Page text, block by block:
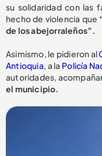
su solidaridad con las
hecho de violencia que
de los abejorraleños”.
Asimismo, le pidieron al
Antioquia, a la Policía
autoridades,
el municipio.